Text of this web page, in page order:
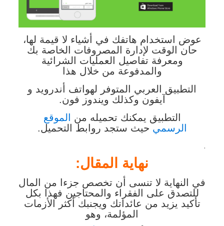
عوض استخدام هاتفك في أشياء لا قيمة لها،
حان الوقت لإدارة المصروفات الخاصة بك
ومعرفة تفاصيل العمليات الشرائية
والمدفوعة من خلال هذا
التطبيق العربي المتوفر لهواتف أندرويد و
آيفون وكذلك ويندوز فون.
التطبيق يمكنك تحميله من الموقع
الرسمي حيث ستجد روابط التحميل.
.
نهاية المقال:
في النهاية لا تنسى أن تخصص جزءا من المال
للتصدق على الفقراء والمحتاجين فهذا بكل
تأكيد يزيد من عائداتك ويجنبك أكثر الأزمات
المؤلمة، وهو